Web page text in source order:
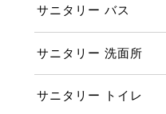
サニタリー バス
サニタリー 洗面所
サニタリー トイレ